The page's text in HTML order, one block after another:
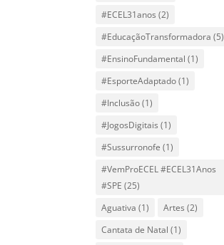
#ECEL31anos (2)
#EducaçãoTransformadora (5)
#EnsinoFundamental (1)
#EsporteAdaptado(1)
#Inclusão(1)
#JogosDigitais (1)
#Sussurronofe (1)
#VemProECEL #ECEL31Anos
#SPE (25)
Aguativa (1) Artes (2)
Cantata de Natal (1)